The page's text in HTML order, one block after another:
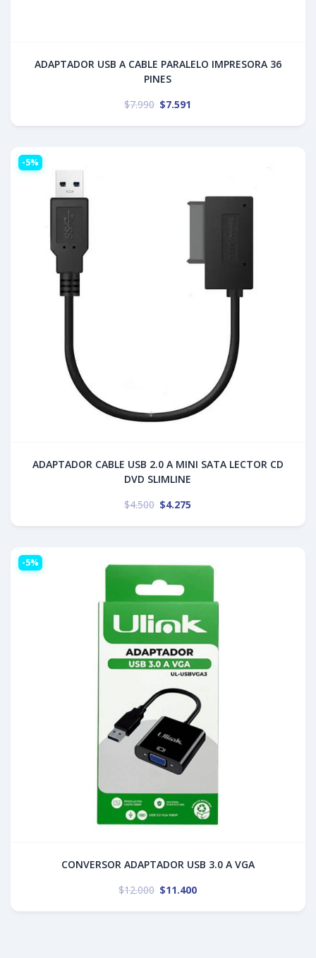
ADAPTADOR USB A CABLE PARALELO IMPRESORA 36
PINES
$7.990 $7.591
-5%
ADAPTADOR CABLE USB 2.0 A MINI SATA LECTOR CD
DVD SLIMLINE
$4.500 $4.275
-5%
CONVERSOR ADAPTADOR USB 3.0 A VGA
$12.000 $11.400